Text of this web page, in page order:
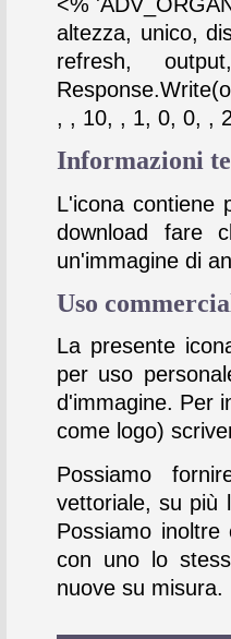
altezza, unico,
refresh,
, , 10, , 1, 0, 0, ,
Informazioni
L'icona contiene
download fare
un'immagine di
Uso
La presente
per uso
d'immagine. Per
come logo)
Possiamo
vettoriale, su più
Possiamo
con uno lo
nuove su misura.